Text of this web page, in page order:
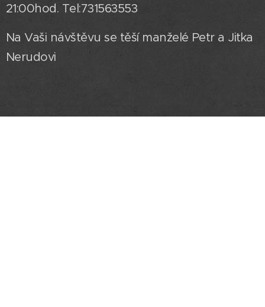
21:00hod. Tel:731563553
Na Vaši návštěvu se těší manželé Petr a Jitka
Nerudovi